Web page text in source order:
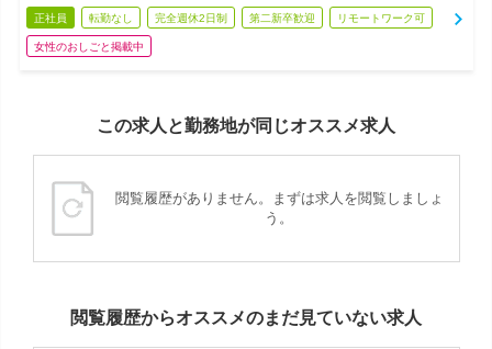
正社員 転勤なし 完全週休2日制 第二新卒歓迎 リモートワーク可
女性のおしごと掲載中
この求人と勤務地が同じオススメ求人
閲覧履歴がありません。まずは求人を閲覧しましょ
う。
閲覧履歴からオススメのまだ見ていない求人